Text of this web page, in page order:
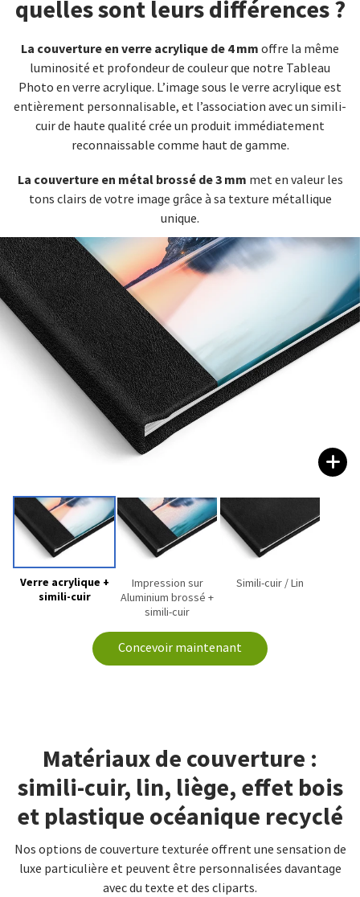
quelles sont leurs différences ?
La couverture en verre acrylique de 4 mm offre la même
luminosité et profondeur de couleur que notre Tableau
Photo en verre acrylique. L’image sous le verre acrylique est
entièrement personnalisable, et l’association avec un simili-
cuir de haute qualité crée un produit immédiatement
reconnaissable comme haut de gamme.
La couverture en métal brossé de 3 mm met en valeur les
tons clairs de votre image grâce à sa texture métallique
unique.
Verre acrylique +
simili-cuir
Impression sur
Aluminium brossé +
simili-cuir
Simili-cuir / Lin
Concevoir maintenant
Matériaux de couverture :
simili-cuir, lin, liège, effet bois
et plastique océanique recyclé
Nos options de couverture texturée offrent une sensation de
luxe particulière et peuvent être personnalisées davantage
avec du texte et des cliparts.